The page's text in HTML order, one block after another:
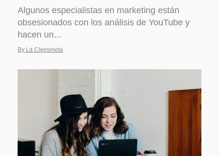
Algunos especialistas en marketing están
obsesionados con los análisis de YouTube y
hacen un...
By La Clepsineta